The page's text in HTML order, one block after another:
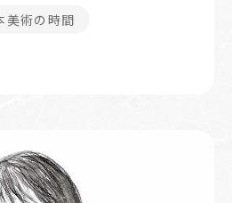
美術の時間